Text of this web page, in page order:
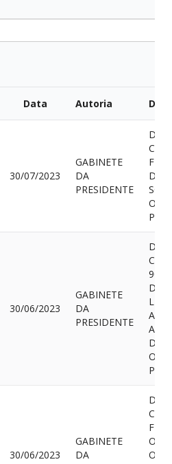
Data Autoria
30/07/2023
GABINETE
DA
PRESIDENTE
DOS
30/06/2023
GABINETE
DA
PRESIDENTE
A
DE
30/06/2023
GABINETE
DA